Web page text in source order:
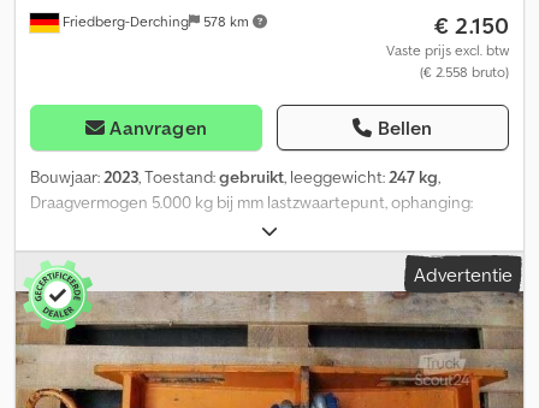
Friedberg-Derching 578 km € 2.150
Vaste prijs excl. btw
(€ 2.558 bruto)
Aanvragen Bellen
Bouwjaar:2023, Toestand:gebruikt, leeggewicht:247 kg,
Draagvermogen 5.000 kg bij mm lastzwaartepunt, ophanging:
overige, zo goed als nieuwe RKT-5 kraanarm opsteekbaar op
vorken, draagvermogen 1.000 - 5.000 kg, Codsw Uyh Nopfx Aagorf
Advertentie